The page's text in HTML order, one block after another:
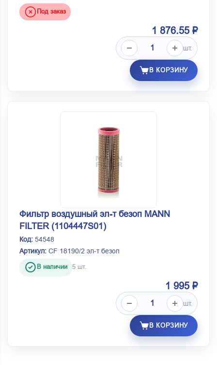
Под заказ
1 876.55 ₽
шт.
В КОРЗИНУ
Фильтр воздушный эл-т безоп MANN
FILTER (1104447S01)
Код: 54548
Артикул: CF 18190/2 эл-т безоп
В наличии 5 шт.
1 995 ₽
шт.
В КОРЗИНУ